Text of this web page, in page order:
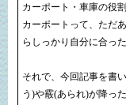
カーポート・車庫の役
カーポートって、ただ
らしっかり自分に合っ
それで、今回記事を書
う)や霰(あられ)が降っ